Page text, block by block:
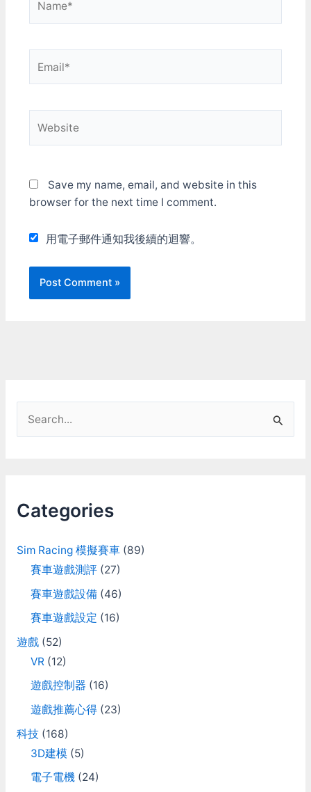
狀態喚醒的相關資訊。
SETLOCAL
ENABLEDELAYEDEXPANS
Save my name, email, and website in this
browser for the next time I comment.
用電子郵件通知我後續的迴響。
e
h
Categories
Sim Racing 模擬賽車(89)
賽車遊戲測評(27)
賽車遊戲設備(46)
賽車遊戲設定 (16)
遊戲(52)
VR(12)
遊戲控制器 (16)
遊戲推薦心得(23)
科技(168)
3D建模 (5)
電子電機(24)